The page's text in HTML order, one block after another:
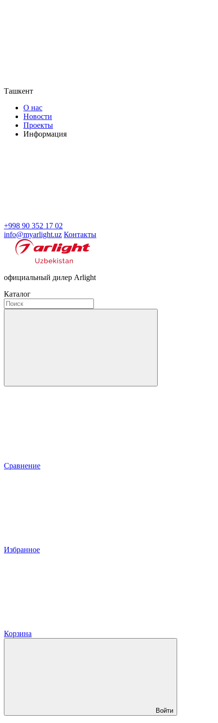
Ташкент
О нас
Новости
Проекты
Информация
+998 90 352 17 02
info@myarlight.uz Контакты
официальный дилер Arlight
Каталог
Сравнение
Избранное
Корзина
Войти